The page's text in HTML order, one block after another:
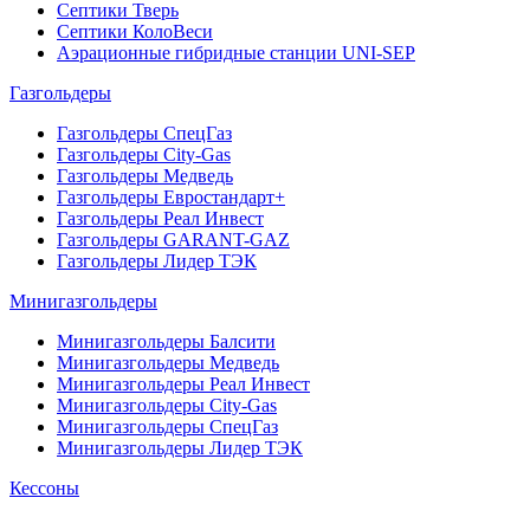
Септики Тверь
Септики КолоВеси
Аэрационные гибридные станции UNI-SEP
Газгольдеры
Газгольдеры СпецГаз
Газгольдеры City-Gas
Газгольдеры Медведь
Газгольдеры Евростандарт+
Газгольдеры Реал Инвест
Газгольдеры GARANT-GAZ
Газгольдеры Лидер ТЭК
Минигазгольдеры
Минигазгольдеры Балсити
Минигазгольдеры Медведь
Минигазгольдеры Реал Инвест
Минигазгольдеры City-Gas
Минигазгольдеры СпецГаз
Минигазгольдеры Лидер ТЭК
Кессоны